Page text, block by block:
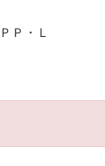
Ｐ・Ｌ